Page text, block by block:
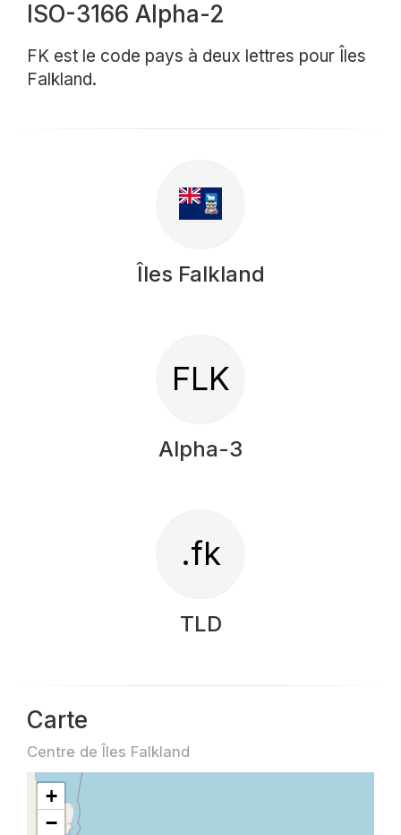
ISO-3166 Alpha-2
FK est le code pays à deux lettres pour Îles
Falkland.
Îles Falkland
FLK
Alpha-3
.fk
TLD
Carte
Centre de Îles Falkland
+
−